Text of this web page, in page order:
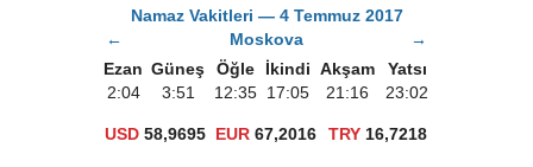
Namaz Vakitleri — 4 Temmuz 2017
←
Moskova
→
Ezan Güneş Öğle İkindi Akşam
Yatsı
2:04
3:51 12:35 17:05 21:16 23:02
USD 58,9695 EUR 67,2016 TRY16,7218